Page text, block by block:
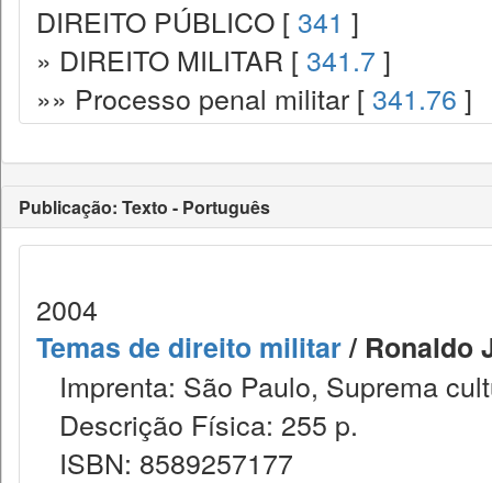
DIREITO PÚBLICO [ 341 ]
» DIREITO MILITAR [ 341.7 ]
»» Processo penal militar [ 341.76 ]
Publicação: Texto - Português
2004
Temas de direito militar/ Ronaldo
Imprenta: São Paulo, Suprema
Descrição Física: 255 p.
ISBN: 8589257177